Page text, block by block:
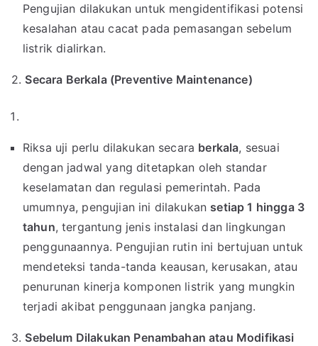
Pengujian dilakukan untuk mengidentifikasi potensi
kesalahan atau cacat pada pemasangan sebelum
listrik dialirkan.
2. Secara Berkala (Preventive Maintenance)
Riksa uji perlu dilakukan secara berkala, sesuai
dengan jadwal yang ditetapkan oleh standar
keselamatan dan regulasi pemerintah. Pada
umumnya, pengujian ini dilakukan setiap 1 hingga 3
tahun, tergantung jenis instalasi dan lingkungan
penggunaannya. Pengujian rutin ini bertujuan untuk
mendeteksi tanda-tanda keausan, kerusakan, atau
penurunan kinerja komponen listrik yang mungkin
terjadi akibat penggunaan jangka panjang.
3. Sebelum Dilakukan Penambahan atau Modifikasi